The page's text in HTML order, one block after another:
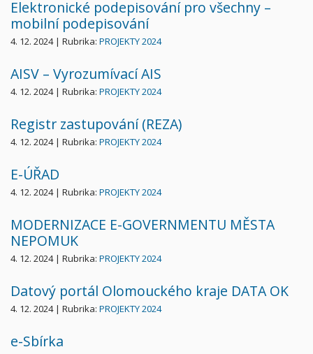
Elektronické podepisování pro všechny –
mobilní podepisování
4. 12. 2024 | Rubrika: PROJEKTY 2024
AISV – Vyrozumívací AIS
4. 12. 2024 | Rubrika: PROJEKTY 2024
Registr zastupování (REZA)
4. 12. 2024 | Rubrika: PROJEKTY 2024
E-ÚŘAD
4. 12. 2024 | Rubrika: PROJEKTY 2024
MODERNIZACE E-GOVERNMENTU MĚSTA
NEPOMUK
4. 12. 2024 | Rubrika: PROJEKTY 2024
Datový portál Olomouckého kraje DATA OK
4. 12. 2024 | Rubrika: PROJEKTY 2024
e-Sbírka